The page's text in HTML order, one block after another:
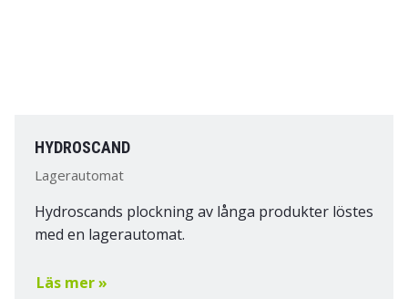
HYDROSCAND
Lagerautomat
Hydroscands plockning av långa produkter löstes
med en lagerautomat.
Läs mer »